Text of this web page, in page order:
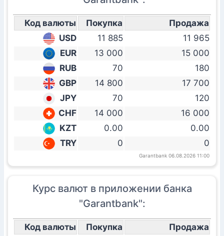
Код валюты Покупка
Продажа
USD
11 885
11 965
EUR
13 000
15 000
RUB
70
180
GBP
14 800
17 700
JPY
70
120
CHF
14 000
16 000
KZT
0.00
0.00
TRY
0 0
Garantbank 06.08.2026 11:00
Курс валют в приложении банка
"Garantbank":
Код валюты Покупка
Продажа